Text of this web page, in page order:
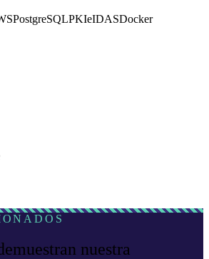
PostgreSQLPKIeIDASDocker
nuestra